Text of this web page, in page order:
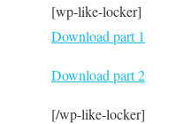
[wp-like-locker]
Download part 1
Download part 2
[/wp-like-locker]